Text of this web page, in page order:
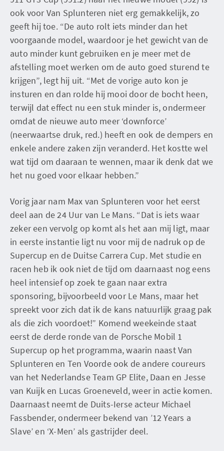
ook voor Van Splunteren niet erg gemakkelijk, zo
geeft hij toe. “De auto rolt iets minder dan het
voorgaande model, waardoor je het gewicht van de
auto minder kunt gebruiken en je meer met de
afstelling moet werken om de auto goed sturend te
krijgen”, legt hij uit. “Met de vorige auto kon je
insturen en dan rolde hij mooi door de bocht heen,
terwijl dat effect nu een stuk minder is, ondermeer
omdat de nieuwe auto meer ‘downforce’
(neerwaartse druk, red.) heeft en ook de dempers en
enkele andere zaken zijn veranderd. Het kostte wel
wat tijd om daaraan te wennen, maar ik denk dat we
het nu goed voor elkaar hebben.”
Vorig jaar nam Max van Splunteren voor het eerst
deel aan de 24 Uur van Le Mans. “Dat is iets waar
zeker een vervolg op komt als het aan mij ligt, maar
in eerste instantie ligt nu voor mij de nadruk op de
Supercup en de Duitse Carrera Cup. Met studie en
racen heb ik ook niet de tijd om daarnaast nog eens
heel intensief op zoek te gaan naar extra
sponsoring, bijvoorbeeld voor Le Mans, maar het
spreekt voor zich dat ik de kans natuurlijk graag pak
als die zich voordoet!” Komend weekeinde staat
eerst de derde ronde van de Porsche Mobil 1
Supercup op het programma, waarin naast Van
Splunteren en Ten Voorde ook de andere coureurs
van het Nederlandse Team GP Elite, Daan en Jesse
van Kuijk en Lucas Groeneveld, weer in actie komen.
Daarnaast neemt de Duits-Ierse acteur Michael
Fassbender, ondermeer bekend van ’12 Years a
Slave’ en ‘X-Men’ als gastrijder deel.